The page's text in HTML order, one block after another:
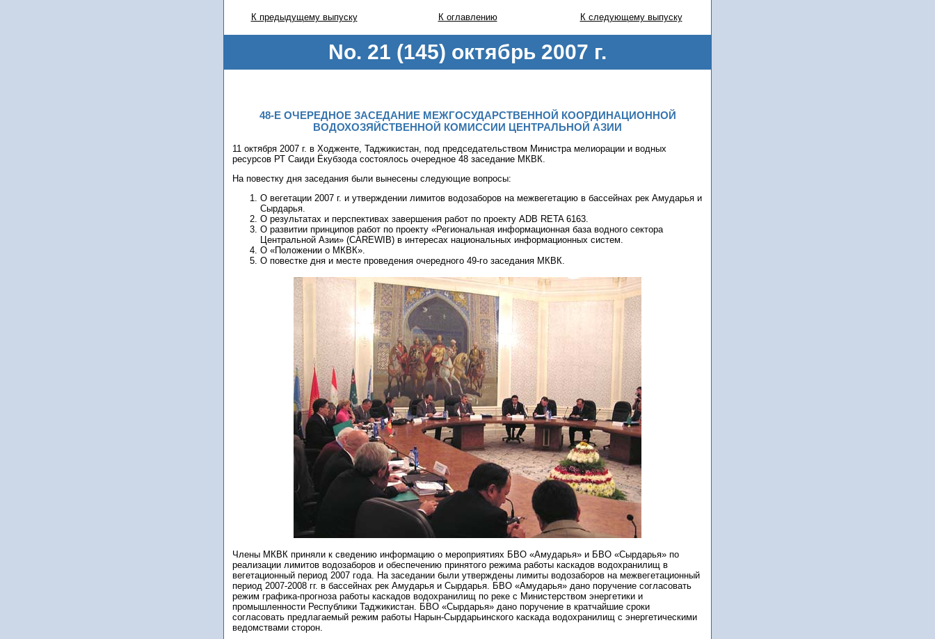
К предыдущему выпуску К оглавлению К следующему выпуску
No. 21 (145) октябрь 2007 г.
48-Е ОЧЕРЕДНОЕ ЗАСЕДАНИЕ МЕЖГОСУДАРСТВЕННОЙ КООРДИНАЦИОННОЙ
ВОДОХОЗЯЙСТВЕННОЙ КОМИССИИ ЦЕНТРАЛЬНОЙ АЗИИ
11 октября 2007 г. в Ходженте, Таджикистан, под председательством Министра мелиорации и водных
ресурсов РТ Саиди Ёкубзода состоялось очередное 48 заседание МКВК.
На повестку дня заседания были вынесены следующие вопросы:
О вегетации 2007 г. и утверждении лимитов водозаборов на межвегетацию в бассейнах рек Амударья и
Сырдарья.
О результатах и перспективах завершения работ по проекту ADB RETA 6163.
О развитии принципов работ по проекту «Региональная информационная база водного сектора
Центральной Азии» (CAREWIB) в интересах национальных информационных систем.
О «Положении о МКВК».
О повестке дня и месте проведения очередного 49-го заседания МКВК.
Члены МКВК приняли к сведению информацию о мероприятиях БВО «Амударья» и БВО «Сырдарья» по
реализации лимитов водозаборов и обеспечению принятого режима работы каскадов водохранилищ в
вегетационный период 2007 года. На заседании были утверждены лимиты водозаборов на межвегетационный
период 2007-2008 гг. в бассейнах рек Амударья и Сырдарья. БВО «Амударья» дано поручение согласовать
режим графика-прогноза работы каскадов водохранилищ по реке с Министерством энергетики и
промышленности Республики Таджикистан. БВО «Сырдарья» дано поручение в кратчайшие сроки
согласовать предлагаемый режим работы Нарын-Сырдарьинского каскада водохранилищ с энергетическими
ведомствами сторон.